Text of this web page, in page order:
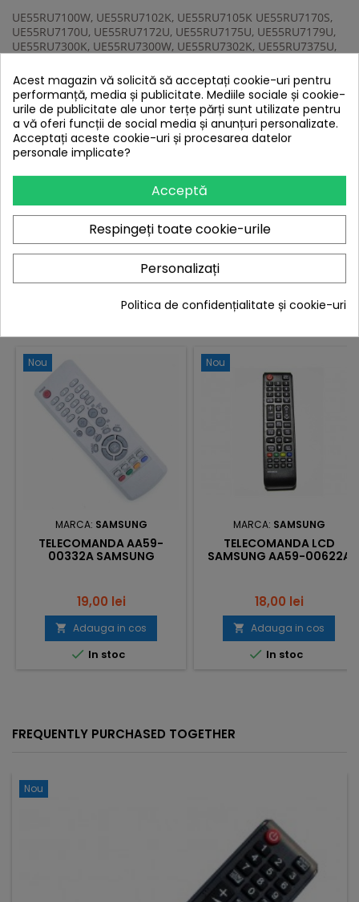
UE55RU7100W, UE55RU7102K, UE55RU7105K UE55RU7170S,
UE55RU7170U, UE55RU7172U, UE55RU7175U, UE55RU7179U,
UE55RU7300K, UE55RU7300W, UE55RU7302K, UE55RU7375U,
Telecomanda de calitate
UE58RU7100K UE58RU7100W UE58RU7102K UE58RU7105K
UE58RU7170S UE58RU7172U UE58RU7179U, UE58RU7172U
UE65RU7100K, UE65RU7100W, UE65RU7102K, UE65RU7105K,
UE65RU7170S, UE65RU7170U, UE65RU7172U,
UE65RU, UE65RU7175U, UE65RU7179U, UE65RU7300K,
UE65RU7300W UE65RU7302K, UE65RU7305K, UE65RU7372U,
UE75RU7099, UE75RU7100K, UE75RU7100W, UE75RU7102K,
UE75RU7105K,, UE75RU7172U ,UE75RU7179, UE75RU7179U
16 ALTE PRODUSE IN ACEEASI CATEGORIE:
Nou
MARCA: SAMSUNG
TELECOMANDA AA59-
00332A SAMSUNG
Pret
19,00 lei
 Adauga in cos
 In stoc
Nou
MARCA: SAMSUNG
TELECOMANDA LCD
SAMSUNG AA59-00622A
Pret
18,00 lei
 Adauga in cos
 In stoc
FREQUENTLY PURCHASED TOGETHER
Nou
Acest magazin vă solicită să acceptați cookie-uri pentru
performanță, media și publicitate. Mediile sociale și cookie-
urile de publicitate ale unor terțe părți sunt utilizate pentru
a vă oferi funcții de social media și anunțuri personalizate.
Acceptați aceste cookie-uri și procesarea datelor
personale implicate?
Acceptă
Respingeți toate cookie-urile
Personalizați
Politica de confidențialitate și cookie-uri